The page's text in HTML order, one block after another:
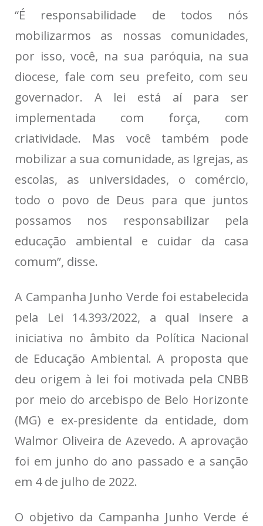
“É responsabilidade de todos nós
mobilizarmos as nossas comunidades,
por isso, você, na sua paróquia, na sua
diocese, fale com seu prefeito, com seu
governador. A lei está aí para ser
implementada com força, com
criatividade. Mas você também pode
mobilizar a sua comunidade, as Igrejas, as
escolas, as universidades, o comércio,
todo o povo de Deus para que juntos
possamos nos responsabilizar pela
educação ambiental e cuidar da casa
comum”, disse.
A Campanha Junho Verde foi estabelecida
pela Lei 14.393/2022, a qual insere a
iniciativa no âmbito da Política Nacional
de Educação Ambiental. A proposta que
deu origem à lei foi motivada pela CNBB
por meio do arcebispo de Belo Horizonte
(MG) e ex-presidente da entidade, dom
Walmor Oliveira de Azevedo. A aprovação
foi em junho do ano passado e a sanção
em 4 de julho de 2022.
O objetivo da Campanha Junho Verde é